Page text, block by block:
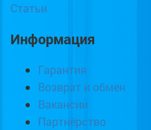
Статьи
Информация
Гарантия
Возврат и обмен
Вакансии
Партнёрство